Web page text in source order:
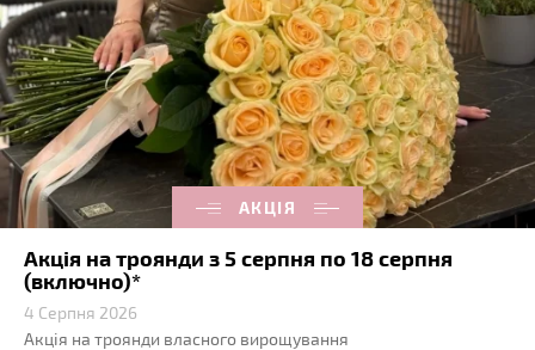
АКЦІЯ
Акція на троянди з 5 серпня по 18 серпня
(включно)*
4 Серпня 2026
Акція на троянди власного вирощування